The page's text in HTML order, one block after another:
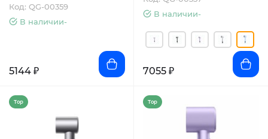
Код: QG-00359
В наличии-
5144 ₽
В наличии-
7055 ₽
Top Top